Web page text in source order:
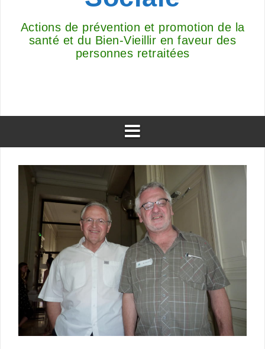
Actions de prévention et promotion de la
santé et du Bien-Vieillir en faveur des
personnes retraitées